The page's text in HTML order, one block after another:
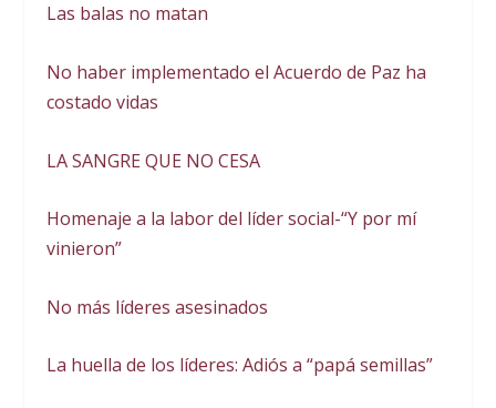
Las balas no matan
No haber implementado el Acuerdo de Paz ha
costado vidas
LA SANGRE QUE NO CESA
Homenaje a la labor del líder social-“Y por mí
vinieron”
No más líderes asesinados
La huella de los líderes: Adiós a “papá semillas”